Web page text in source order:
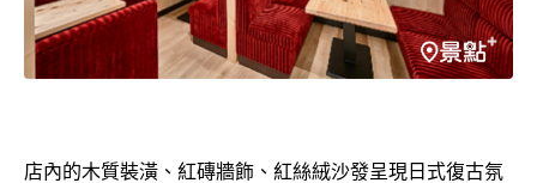
店內的木質裝潢、紅磚牆飾、紅絲絨沙發呈現日式復古氛